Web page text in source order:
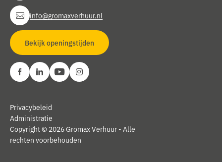
info@gromaxverhuur.nl
Bekijk openingstijden
Copyright © 2026 Gromax Verhuur - Alle
rechten voorbehouden
Privacybeleid
Administratie